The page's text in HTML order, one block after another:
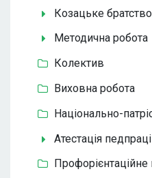
Козацьке братство
Методична робота
Колектив
Виховна робота
Національно-
Атестація
Профорієнтаційне